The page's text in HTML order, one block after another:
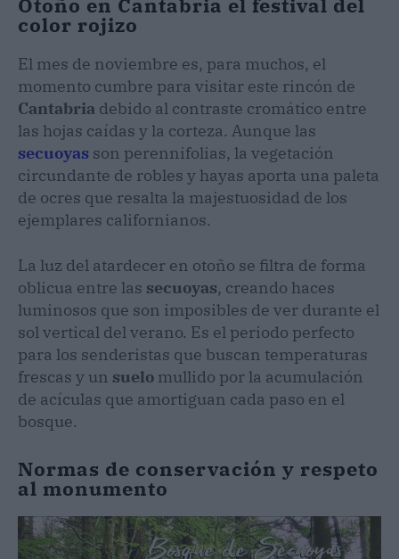
color rojizo
El mes de noviembre es, para muchos, el
momento cumbre para visitar este rincón de
Cantabria debido al contraste cromático entre
las hojas caídas y la corteza. Aunque las
secuoyas son perennifolias, la vegetación
circundante de robles y hayas aporta una paleta
de ocres que resalta la majestuosidad de los
ejemplares californianos.
La luz del atardecer en otoño se filtra de forma
oblicua entre las secuoyas, creando haces
luminosos que son imposibles de ver durante el
sol vertical del verano. Es el periodo perfecto
para los senderistas que buscan temperaturas
frescas y un suelo mullido por la acumulación
de acículas que amortiguan cada paso en el
bosque.
Normas de conservación y respeto
al monumento